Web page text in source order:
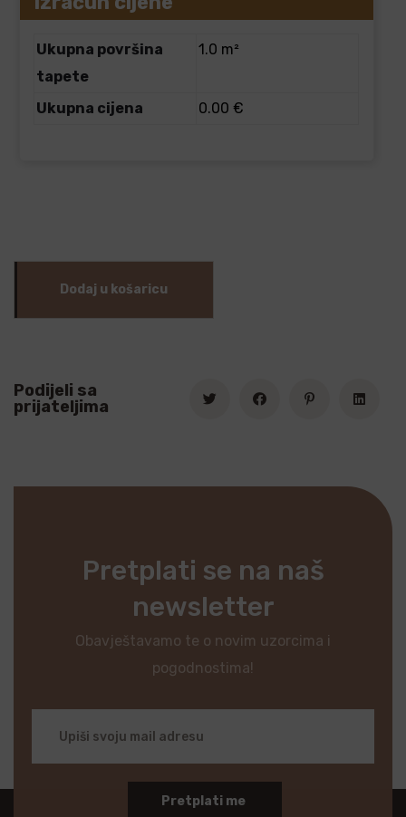
Ukupna površina
tapete
1.0 m²
Ukupna cijena 0.00 €
Dodaj u košaricu
Podijeli sa
prijateljima
Pretplati se na naš
newsletter
Obavještavamo te o novim uzorcima i
pogodnostima!
Pretplati me